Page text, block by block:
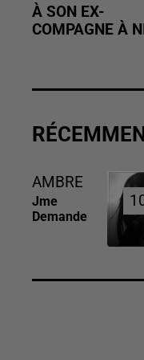
À SON EX-
COMPAGNE À
AMBRE
Jme
Demande